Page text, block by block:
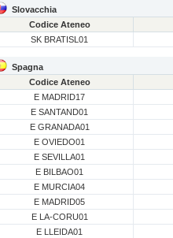
Slovacchia
Codice Ateneo
SK BRATISL01
Spagna
Codice Ateneo
E MADRID17
E SANTAND01
E GRANADA01
E OVIEDO01
E SEVILLA01
E BILBAO01
E MURCIA04
E MADRID05
E LA-CORU01
E LLEIDA01